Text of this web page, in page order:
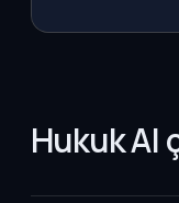
Hukuk AI